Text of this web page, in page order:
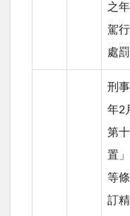
之
駕
處罰
刑
年2
第
置
等
訂